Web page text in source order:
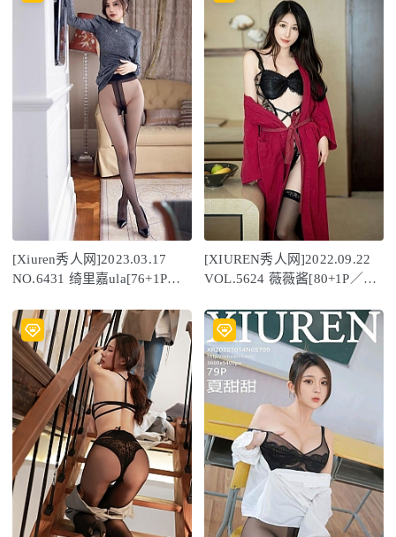
[Xiuren秀人网]2023.03.17
NO.6431 绮里嘉ula[76+1P／
[XIUREN秀人网]2022.09.22
VOL.5624 薇薇酱[80+1P／